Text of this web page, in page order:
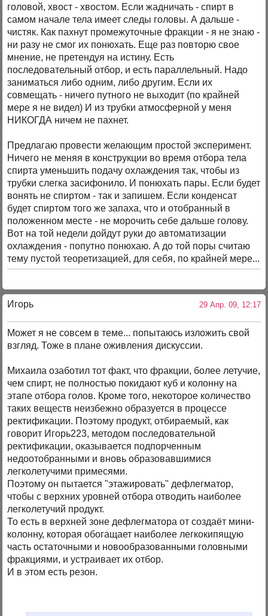
головой, хвост - хвостом. Если жадничать - спирт в
самом начале тела имеет следы головы. А дальше -
чистяк. Как пахнут промежуточные фракции - я не знаю -
ни разу не смог их понюхать. Еще раз повторю свое
мнение, не претендуя на истину. Есть
последовательный отбор, и есть параллельный. Надо
заниматься либо одним, либо другим. Если их
совмещать - ничего путного не выходит (по крайней
мере я не видел) И из трубки атмосферной у меня
НИКОГДА ничем не пахнет.
Предлагаю провести желающим простой эксперимент.
Ничего не меняя в конструкции во время отбора тела
спирта уменьшить подачу охлаждения так, чтобы из
трубки слегка засифонило. И понюхать пары. Если будет
вонять не спиртом - так и запишем. Если конденсат
будет спиртом того же запаха, что и отобранный в
положенном месте - не морочить себе дальше голову.
Вот на той недели дойдут руки до автоматизации
охлаждения - попутно понюхаю. А до той поры считаю
тему пустой теоретизацией, для себя, по крайней мере...
Игорь 29 Апр. 09, 12:17
Может я не совсем в теме... попытаюсь изложить свой
взгляд. Тоже в плане оживления дискуссии.
Михаила озаботил тот факт, что фракции, более летучие,
чем спирт, не полностью покидают куб и колонну на
этапе отбора голов. Кроме того, некоторое количество
таких веществ неизбежно образуется в процессе
ректификации. Поэтому продукт, отбираемый, как
говорит Игорь223, методом последовательной
ректификации, оказывается подпорченным
недоотобранными и вновь образовавшимися
легколетучими примесями.
Поэтому он пытается "этажировать" дефлегматор,
чтобы с верхних уровней отбора отводить наиболее
легколетучий продукт.
То есть в верхней зоне дефлегматора от создаёт мини-
колонну, которая обогащает наиболее легкокипящую
часть остаточными и новообразованными головными
фракциями, и устраивает их отбор.
И в этом есть резон.